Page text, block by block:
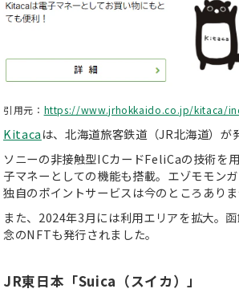
引用元： https://www.jrhokkaido.co.jp/kitaca/
Kitacaは、北海道旅客鉄道（JR北海道）が
ソニーの非接触型ICカードFeliCaの技術を
子マネーとしての機能も搭載。エゾモモン
独自のポイントサービスは今のところありま
また、2024年3月には利用エリアを拡大。
念のNFTも発行されました。
JR東日本「Suica（スイカ）」